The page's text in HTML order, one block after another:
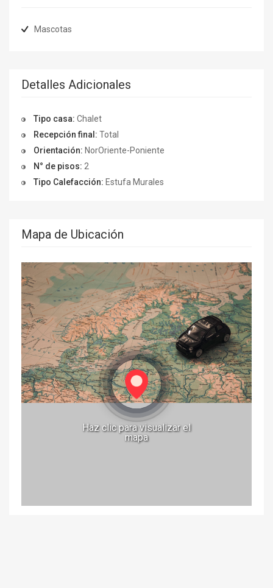
Mascotas
Detalles Adicionales
Tipo casa: Chalet
Recepción final: Total
Orientación: NorOriente-Poniente
N° de pisos: 2
Tipo Calefacción: Estufa Murales
Mapa de Ubicación
Haz clic para visualizar el
mapa